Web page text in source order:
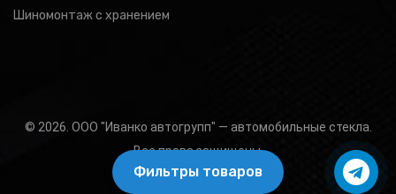
Подбор товара
Фильтры товаров
Шиномонтаж с хранением
© 2026. ООО "Иванко автогрупп" — автомобильные стекла.
Все права защищены.